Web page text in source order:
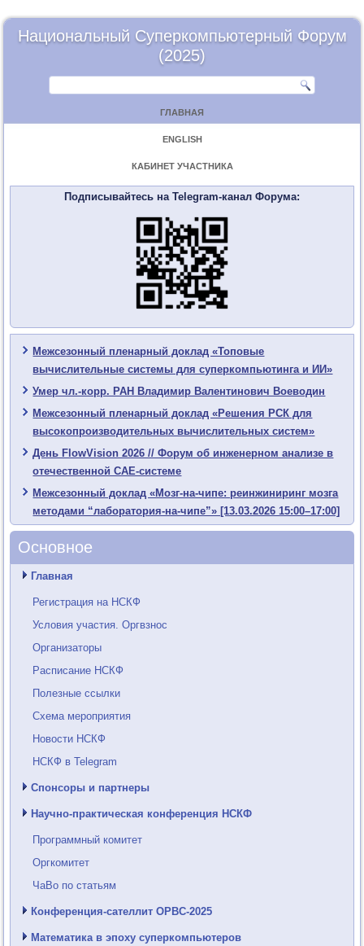
Национальный Суперкомпьютерный Форум
(2025)
ГЛАВНАЯ
ENGLISH
КАБИНЕТ УЧАСТНИКА
Подписывайтесь на Telegram-канал Форума:
Межсезонный пленарный доклад «Топовые
вычислительные системы для суперкомпьютинга и ИИ»
Умер чл.-корр. РАН Владимир Валентинович Воеводин
Межсезонный пленарный доклад «Решения РСК для
высокопроизводительных вычислительных систем»
День FlowVision 2026 // Форум об инженерном анализе в
отечественной CAE-системе
Межсезонный доклад «Мозг-на-чипе: реинжиниринг мозга
методами “лаборатория-на-чипе”» [13.03.2026 15:00–17:00]
Основное
Главная
Регистрация на НСКФ
Условия участия. Оргвзнос
Организаторы
Расписание НСКФ
Полезные ссылки
Схема мероприятия
Новости НСКФ
НСКФ в Telegram
Спонсоры и партнеры
Научно-практическая конференция НСКФ
Программный комитет
Оргкомитет
ЧаВо по статьям
Конференция-сателлит ОРВС-2025
Математика в эпоху суперкомпьютеров